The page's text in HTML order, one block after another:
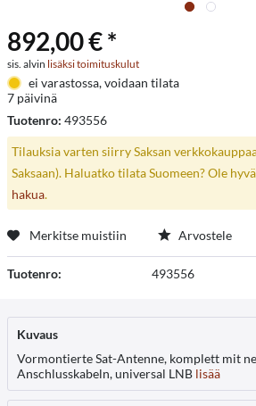
892,00 € *
sis. alvin lisäksi toimituskulut
ei varastossa, voidaan tilata
7 päivinä
Tuotenro: 493556
Tilauksia varten siirry Saksan
Saksaan). Haluatko tilata Suomeen? Ole
hakua.
Merkitse muistiin Arvostele
Tuotenro: 493556
Kuvaus
Vormontierte Sat-Antenne, komplett mit
Anschlusskabeln, universal LNB lisää